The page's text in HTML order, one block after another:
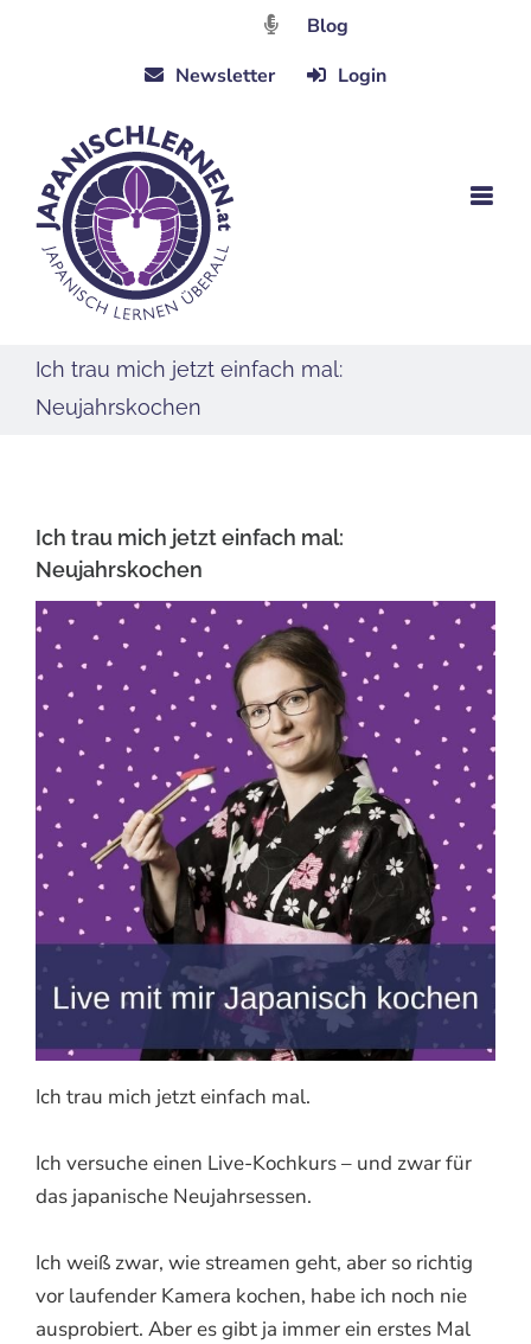
Blog
Newsletter
Login
Ich trau mich jetzt einfach mal:
Neujahrskochen
Ich trau mich jetzt einfach mal:
Neujahrskochen
Ich trau mich jetzt einfach mal.
Ich versuche einen Live-Kochkurs – und zwar für
das japanische Neujahrsessen.
Ich weiß zwar, wie streamen geht, aber so richtig
vor laufender Kamera kochen, habe ich noch nie
ausprobiert. Aber es gibt ja immer ein erstes Mal